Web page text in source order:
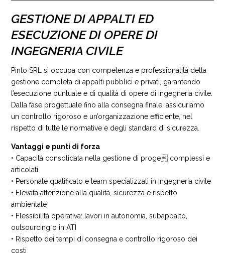
GESTIONE DI APPALTI ED
ESECUZIONE DI OPERE DI
INGEGNERIA CIVILE
Pinto SRL si occupa con competenza e professionalità della
gestione completa di appalti pubblici e privati, garantendo
l’esecuzione puntuale e di qualità di opere di ingegneria civile.
Dalla fase progettuale fino alla consegna finale, assicuriamo
un controllo rigoroso e un’organizzazione efficiente, nel
rispetto di tutte le normative e degli standard di sicurezza.
Vantaggi e punti di forza
• Capacità consolidata nella gestione di proge complessi e
articolati
• Personale qualificato e team specializzati in ingegneria civile
• Elevata attenzione alla qualità, sicurezza e rispetto
ambientale
• Flessibilità operativa: lavori in autonomia, subappalto,
outsourcing o in ATI
• Rispetto dei tempi di consegna e controllo rigoroso dei
costi